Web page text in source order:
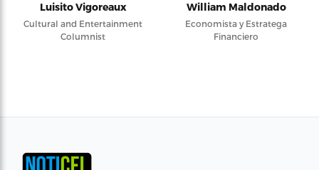
Luisito Vigoreaux
Cultural and Entertainment
Columnist
William Maldonado
Economista y Estratega
Financiero